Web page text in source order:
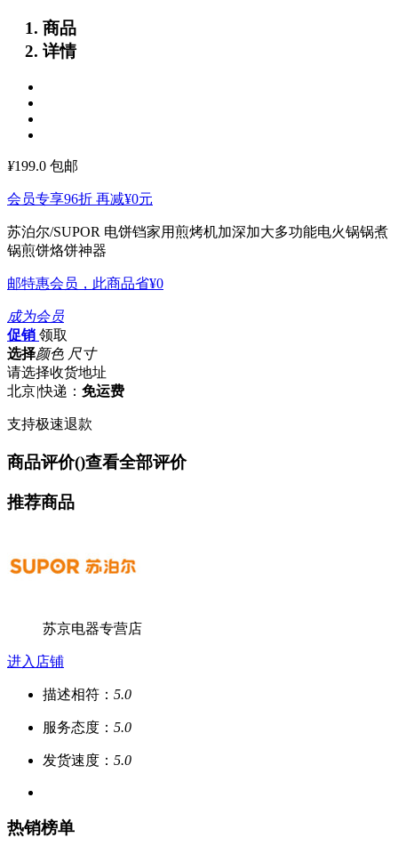
商品
详情
¥199.0 包邮
会员专享96折 再减¥0元
苏泊尔/SUPOR 电饼铛家用煎烤机加深加大多功能电火锅锅煮
锅煎饼烙饼神器
邮特惠会员，此商品省¥0
成为会员
促销 领取
选择颜色 尺寸
请选择收货地址
北京|快递： 免运费
支持极速退款
商品评价()查看全部评价
推荐商品
苏京电器专营店
进入店铺
描述相符： 5.0
服务态度： 5.0
发货速度： 5.0
热销榜单